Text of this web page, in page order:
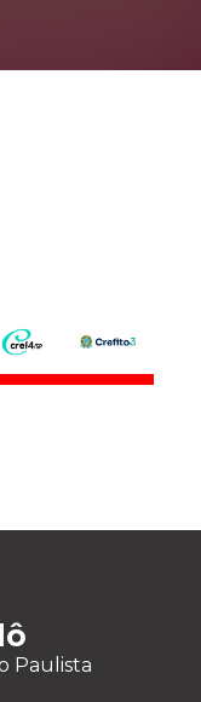
Paulista